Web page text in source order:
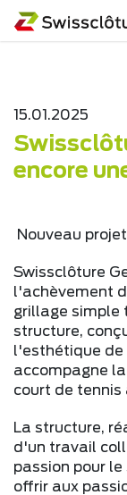
15.01.2025
encore
Nouveau
Swissclôture
l'achèvement
grillage simple
structure,
l'esthétique de
accompagne
court de tennis
La structure,
d'un travail
passion pour
offrir aux